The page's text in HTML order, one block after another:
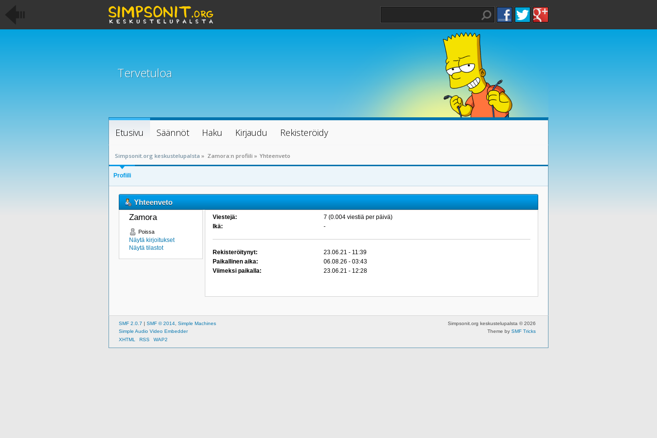
Tervetuloa
Etusivu Säännöt Haku Kirjaudu Rekisteröidy
Simpsonit.org keskustelupalsta » Zamora:n profiili » Yhteenveto
Profiili
Yhteenveto
Zamora
Poissa
Näytä kirjoitukset
Näytä tilastot
Viestejä:
7 (0.004 viestiä per päivä)
Ikä:
-
Rekisteröitynyt:
23.06.21 - 11:39
Paikallinen aika:
06.08.26 - 03:43
Viimeksi paikalla:
23.06.21 - 12:28
Simpsonit.org keskustelupalsta © 2026
Theme by SMF Tricks
SMF 2.0.7 | SMF © 2014 Simple Machines
Simple Audio Video Embedder
XHTML
RSS WAP2